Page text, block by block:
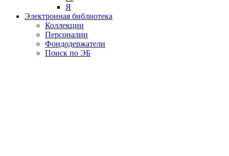
Я
Электронная библиотека
Коллекции
Персоналии
Фондодержатели
Поиск по ЭБ